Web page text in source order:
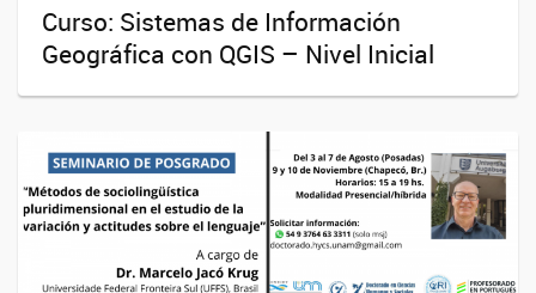
Curso: Sistemas de Información
Geográfica con QGIS – Nivel Inicial